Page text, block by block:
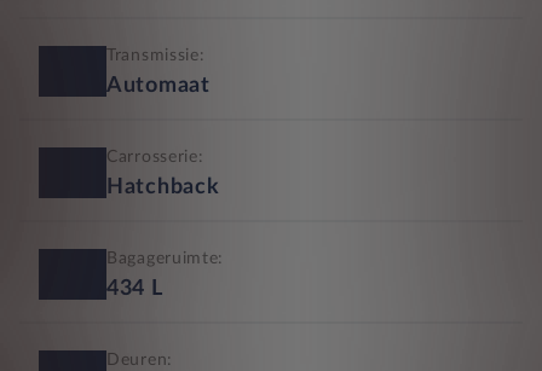
Transmissie:
Automaat
Carrosserie:
Hatchback
Bagageruimte:
434 L
Deuren: